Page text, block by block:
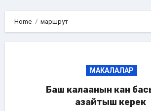
Home маршрут
МАКАЛАЛАР
Баш калаанын кан
азайтыш керек